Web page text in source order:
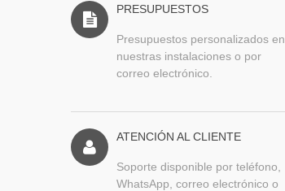
PRESUPUESTOS
Presupuestos personalizados en
nuestras instalaciones o por
correo electrónico.
ATENCIÓN AL CLIENTE
Soporte disponible por teléfono,
WhatsApp, correo electrónico o